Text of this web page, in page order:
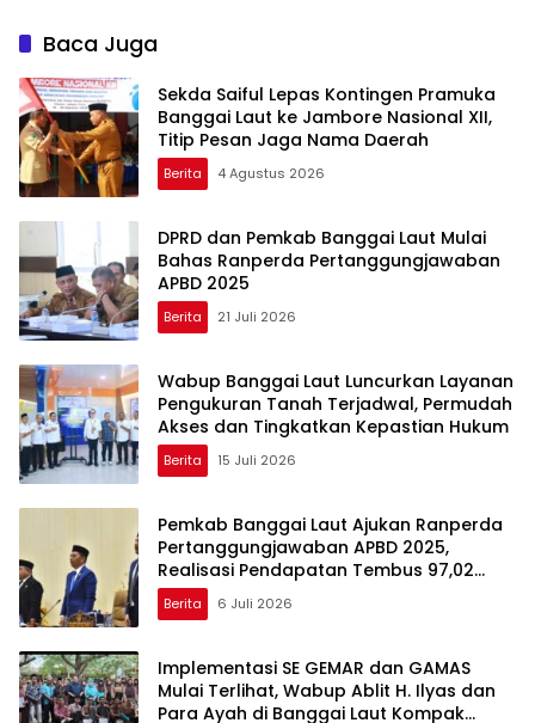
Kompak Ambil Rapor Anak
Baca Juga
Sekda Saiful Lepas Kontingen Pramuka
Banggai Laut ke Jambore Nasional XII,
Titip Pesan Jaga Nama Daerah
Berita 4 Agustus 2026
DPRD dan Pemkab Banggai Laut Mulai
Bahas Ranperda Pertanggungjawaban
APBD 2025
Berita 21 Juli 2026
Wabup Banggai Laut Luncurkan Layanan
Pengukuran Tanah Terjadwal, Permudah
Akses dan Tingkatkan Kepastian Hukum
Berita 15 Juli 2026
Pemkab Banggai Laut Ajukan Ranperda
Pertanggungjawaban APBD 2025,
Realisasi Pendapatan Tembus 97,02
Persen
Berita 6 Juli 2026
Implementasi SE GEMAR dan GAMAS
Mulai Terlihat, Wabup Ablit H. Ilyas dan
Para Ayah di Banggai Laut Kompak